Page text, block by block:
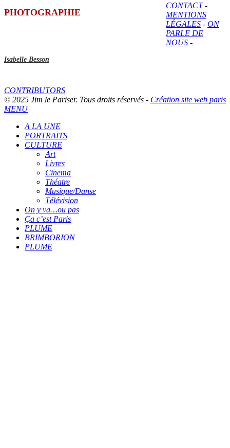
PHOTOGRAPHIE
Isabelle Besson
CONTACT-
MENTIONS
LÉGALES - ON
PARLE DE
NOUS -
CONTRIBUTORS
© 2025 Jim le Pariser. Tous droits réservés - Création site web paris
MENU
A LA UNE
PORTRAITS
CULTURE
Art
Livres
Cinema
Théatre
Musique/Danse
Télévision
On y va…ou pas
Ça c’est Paris
PLUME
BRIMBORION
PLUME